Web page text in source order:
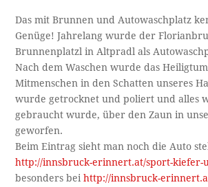
Das mit Brunnen und Autowaschplatz
Genüge! Jahrelang wurde der
Brunnenplatzl in Altpradl als
Nach dem Waschen wurde das
Mitmenschen in den Schatten unseres
wurde getrocknet und poliert und alles
gebraucht wurde, über den Zaun in
geworfen.
Beim Eintrag sieht man noch die Auto
http://innsbruck-erinnert.at/sport-kiefer-
besonders beihttp://innsbruck-